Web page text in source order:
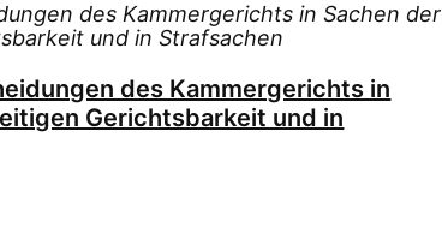
des Kammergerichts in Sachen der
und in Strafsachen
des Kammergerichts in
Gerichtsbarkeit und in